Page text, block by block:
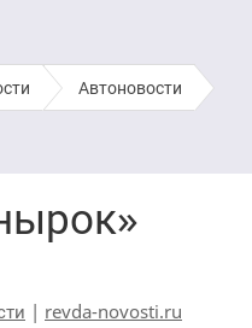
› Автоновости
| revda-novosti.ru